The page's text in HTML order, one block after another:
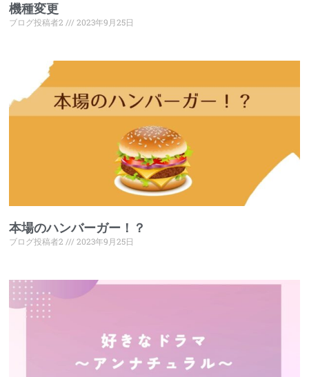
機種変更
ブログ投稿者2 2023年9月25日
本場のハンバーガー！？
ブログ投稿者2 2023年9月25日